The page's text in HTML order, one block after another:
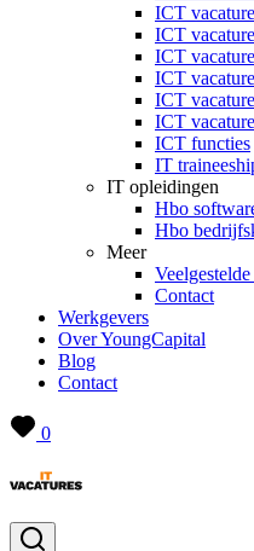
ICT
ICT
ICT
ICT
ICT
ICT
ICT functies
IT
IT opleidingen
Hbo
Hbo
Meer
Contact
Werkgevers
Over YoungCapital
Blog
Contact
0